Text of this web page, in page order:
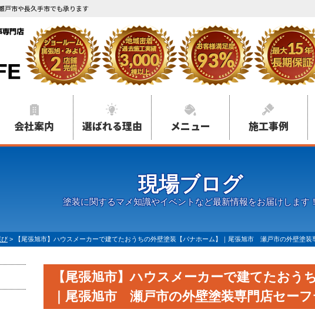
戸市や長久手市でも承ります
会社案内 選ばれる理由 メニュー 施工事例
現場ブログ
塗装に関するマメ知識やイベントなど最新情報をお届けします！
び > 【尾張旭市】ハウスメーカーで建てたおうちの外壁塗装【パナホーム】｜尾張旭市 瀬戸市の外壁塗装
【尾張旭市】ハウスメーカーで建てたおう
｜尾張旭市 瀬戸市の外壁塗装専門店セー